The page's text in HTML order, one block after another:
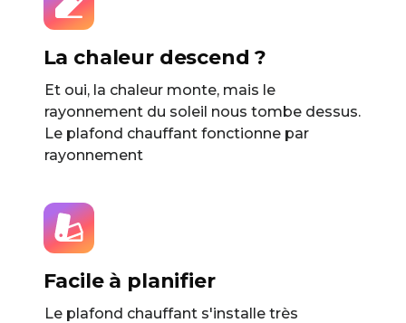
La chaleur descend ?
Et oui, la chaleur monte, mais le
rayonnement du soleil nous tombe dessus.
Le plafond chauffant fonctionne par
rayonnement
Facile à planifier
Le plafond chauffant s'installe très